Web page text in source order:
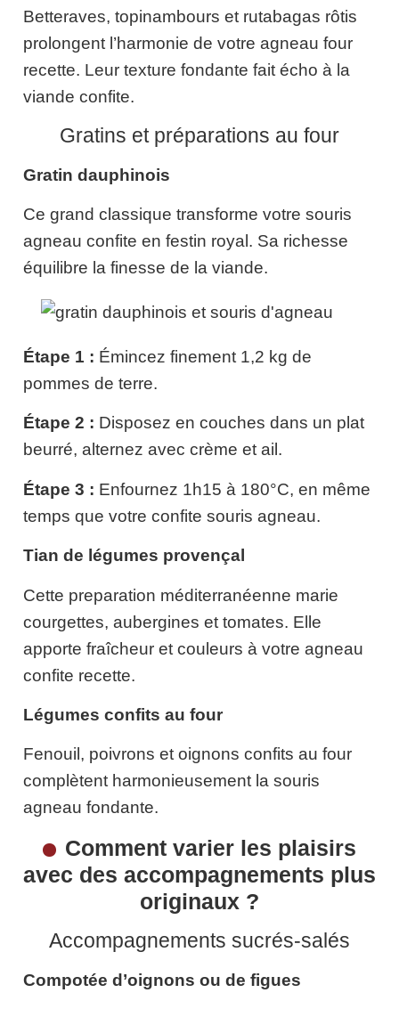
Betteraves, topinambours et rutabagas rôtis
prolongent l’harmonie de votre agneau four
recette. Leur texture fondante fait écho à la
viande confite.
Gratins et préparations au four
Gratin dauphinois
Ce grand classique transforme votre souris
agneau confite en festin royal. Sa richesse
équilibre la finesse de la viande.
Étape 1 : Émincez finement 1,2 kg de
pommes de terre.
Étape 2 : Disposez en couches dans un plat
beurré, alternez avec crème et ail.
Étape 3 : Enfournez 1h15 à 180°C, en même
temps que votre confite souris agneau.
Tian de légumes provençal
Cette preparation méditerranéenne marie
courgettes, aubergines et tomates. Elle
apporte fraîcheur et couleurs à votre agneau
confite recette.
Légumes confits au four
Fenouil, poivrons et oignons confits au four
complètent harmonieusement la souris
agneau fondante.
Comment varier les plaisirs
avec des accompagnements plus
originaux ?
Accompagnements sucrés-salés
Compotée d’oignons ou de figues